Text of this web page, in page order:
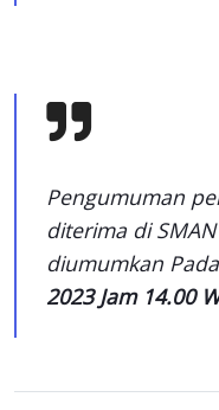
Pengumuman
diterima di
diumumkan Pada
2023 Jam 14.00